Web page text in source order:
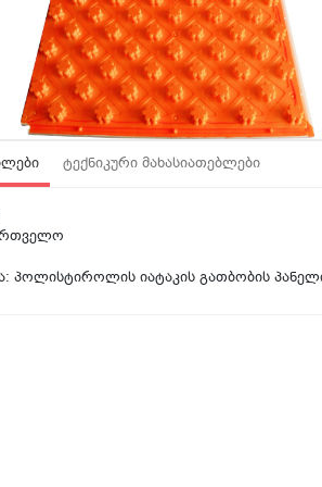
ტექნიკური მახასიათებლები
პოლისტიროლის იატაკის გათბობის